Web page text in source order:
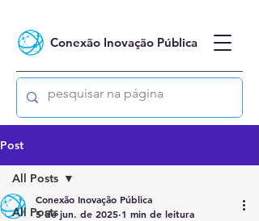
Conexão Inovação Pública
Post
All Posts
All Posts
Conexão Inovação Pública
5 de jun. de 2025 1 min de leitura